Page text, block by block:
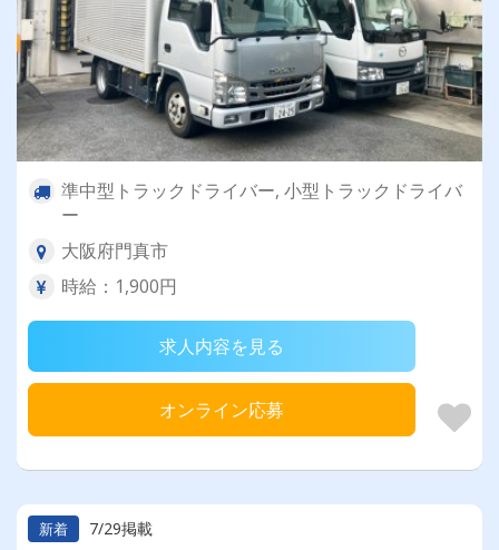
準中型トラックドライバー, 小型トラックドライバ
ー
大阪府門真市
時給：1,900円
求人内容を見る
オンライン応募
新着 7/29掲載